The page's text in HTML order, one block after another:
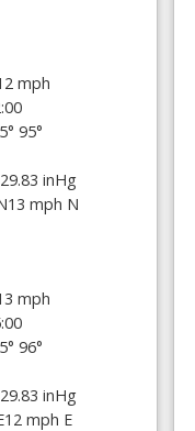
mph
95°
29.83 inHg
13 mph N
mph
96°
29.83 inHg
12 mph E